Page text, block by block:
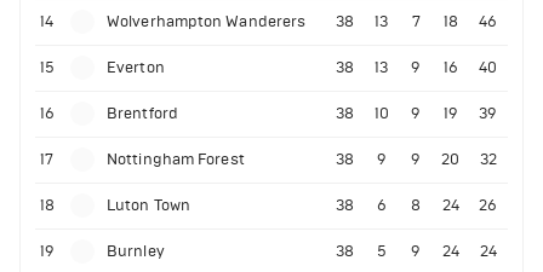
14 Wolverhampton Wanderers 38 13 7 18 46
15 Everton 38 13 9 16 40
16 Brentford 38 10 9 19 39
17 Nottingham Forest 38 9 9 20 32
18 Luton Town 38 6 8 24 26
19 Burnley 38 5 9 24 24